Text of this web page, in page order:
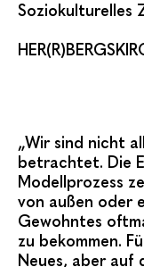
Soziokulturelles
„Wir sind nicht
betrachtet. Die
Modellprozess
von außen oder
Gewohntes
zu bekommen.
Neues, aber auf